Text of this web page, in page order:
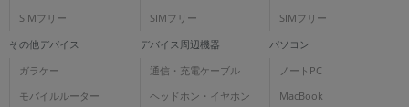
SIMフリー
SIMフリー
SIMフリー
その他デバイス
ガラケー
モバイルルーター
デバイス周辺機器
通信・充電ケーブル
ヘッドホン・イヤホン
パソコン
ノートPC
MacBook